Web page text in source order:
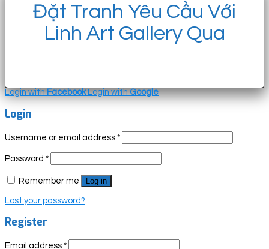
Đặt Tranh Yêu Cầu Với
Linh Art Gallery Qua
Login withFacebook Login withGoogle
Login
Username or email address *
Password *
Remember me Log in
Lost your password?
Register
Email address *